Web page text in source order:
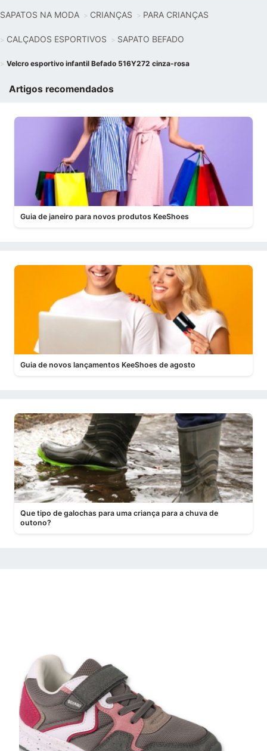
SAPATOS NA MODA CRIANÇAS PARA CRIANÇAS
CALÇADOS ESPORTIVOS SAPATO BEFADO
Velcro esportivo infantil Befado 516Y272 cinza-rosa
Artigos recomendados
Guia de janeiro para novos produtos KeeShoes
Guia de novos lançamentos KeeShoes de agosto
Que tipo de galochas para uma criança para a chuva de
outono?